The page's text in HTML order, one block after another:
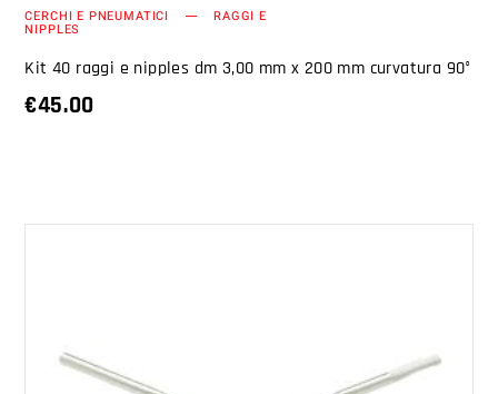
CERCHI E PNEUMATICI RAGGI E
NIPPLES
Kit 40 raggi e nipples dm 3,00 mm x 200 mm curvatura 90°
€45.00